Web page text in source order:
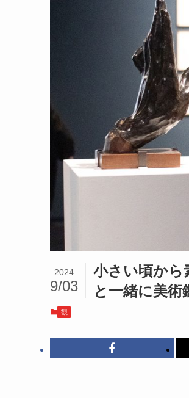
小さい頃か
と一緒に美
2024
9/03
観